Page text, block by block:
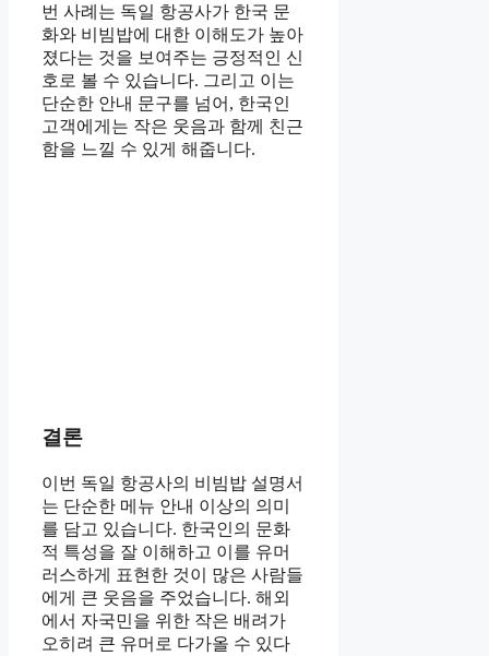
번 사례는 독일 항공사가 한국 문
화와 비빔밥에 대한 이해도가 높아
졌다는 것을 보여주는 긍정적인 신
호로 볼 수 있습니다. 그리고 이는
단순한 안내 문구를 넘어, 한국인
고객에게는 작은 웃음과 함께 친근
함을 느낄 수 있게 해줍니다.
결론
이번 독일 항공사의 비빔밥 설명서
는 단순한 메뉴 안내 이상의 의미
를 담고 있습니다. 한국인의 문화
적 특성을 잘 이해하고 이를 유머
러스하게 표현한 것이 많은 사람들
에게 큰 웃음을 주었습니다. 해외
에서 자국민을 위한 작은 배려가
오히려 큰 유머로 다가올 수 있다